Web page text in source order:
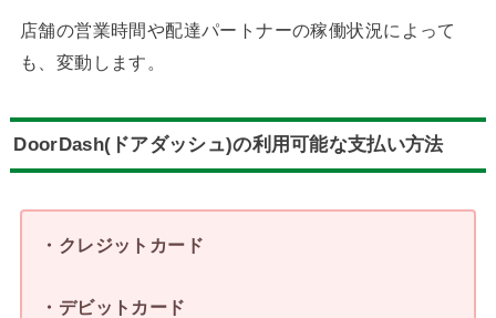
店舗の営業時間や配達パートナーの稼働状況によって
も、変動します。
DoorDash(ドアダッシュ)の利用可能な支払い方法
・クレジットカード
・デビットカード